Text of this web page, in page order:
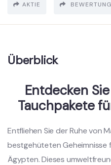
AKTIE
Überblick
Entdecken
Tauchpakete
Entfliehen Sie der Ruhe von
bestgehüteten Geheimnisse
Ägypten. Dieses